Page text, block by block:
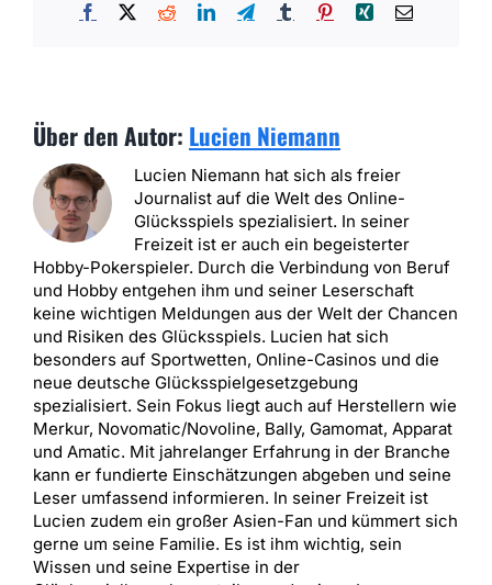
Facebook RedditLinkedInTelegramTumblr PinterestXing E-
Über den Autor: Lucien Niemann
Lucien Niemann hat sich als freier
Journalist auf die Welt des Online-
Glücksspiels spezialisiert. In seiner
Freizeit ist er auch ein begeisterter
Hobby-Pokerspieler. Durch die Verbindung von Beruf
und Hobby entgehen ihm und seiner Leserschaft
keine wichtigen Meldungen aus der Welt der Chancen
und Risiken des Glücksspiels. Lucien hat sich
besonders auf Sportwetten, Online-Casinos und die
neue deutsche Glücksspielgesetzgebung
spezialisiert. Sein Fokus liegt auch auf Herstellern wie
Merkur, Novomatic/Novoline, Bally, Gamomat, Apparat
und Amatic. Mit jahrelanger Erfahrung in der Branche
kann er fundierte Einschätzungen abgeben und seine
Leser umfassend informieren. In seiner Freizeit ist
Lucien zudem ein großer Asien-Fan und kümmert sich
gerne um seine Familie. Es ist ihm wichtig, sein
Wissen und seine Expertise in der